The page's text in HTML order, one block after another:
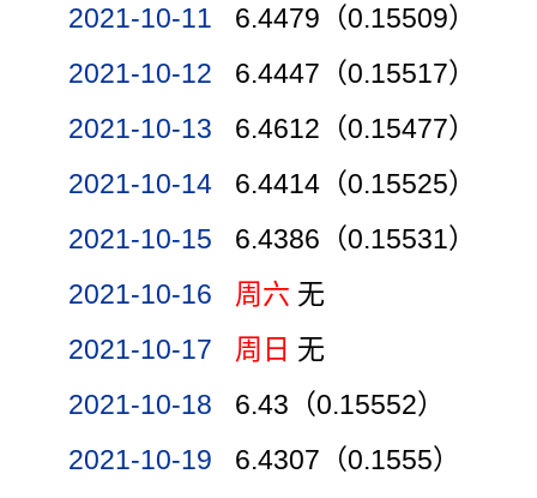
2021-10-11
6.4479（0.15509）
2021-10-12
6.4447（0.15517）
2021-10-13
6.4612（0.15477）
2021-10-14
6.4414（0.15525）
2021-10-15
6.4386（0.15531）
2021-10-16
周六 无
2021-10-17
周日 无
2021-10-18
6.43（0.15552）
2021-10-19
6.4307（0.1555）